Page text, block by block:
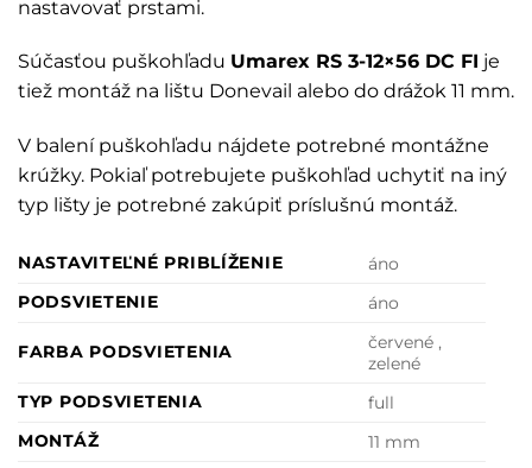
nastavovať prstami.
Súčasťou puškohľadu Umarex RS 3-12×56 DC FI je
tiež montáž na lištu Donevail alebo do drážok 11 mm.
V balení puškohľadu nájdete potrebné montážne
krúžky. Pokiaľ potrebujete puškohľad uchytiť na iný
typ lišty je potrebné zakúpiť príslušnú montáž.
NASTAVITEĽNÉ PRIBLÍŽENIE
áno
PODSVIETENIE
áno
FARBA PODSVIETENIA
červené ,
zelené
TYP PODSVIETENIA
full
MONTÁŽ
11 mm